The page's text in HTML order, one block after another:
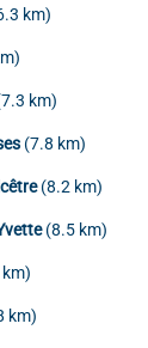
km)
km)
(7.8 km)
(8.2 km)
(8.5 km)
km)